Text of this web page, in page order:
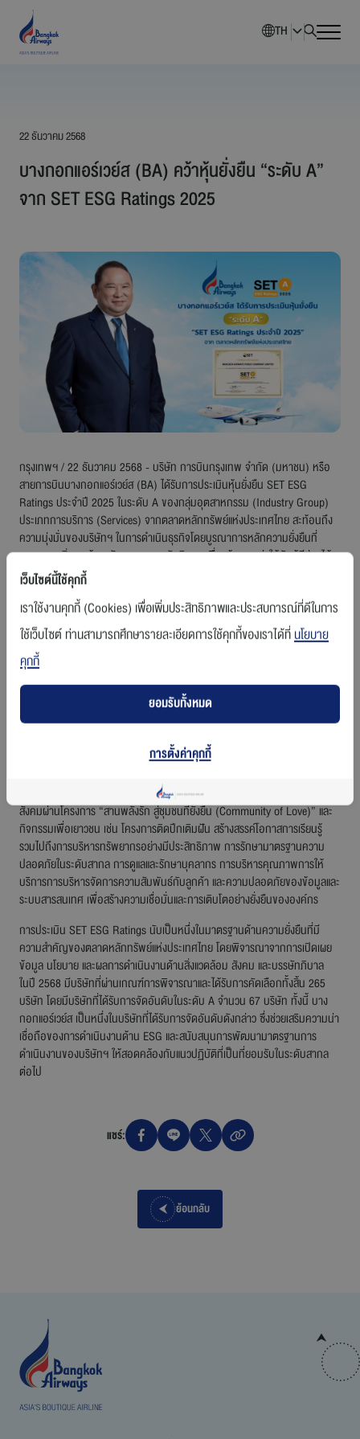
ภาพรวมบริษัท
นักลงทุนสัมพันธ์
การพัฒนาอย่างยั่งยืน
การกำกับดูแลกิจการ
ข่าวสารองค์กร
ร่วมงานกับเรา
สายการบินบางกอกแอร์เวย์ส
TH
22 ธันวาคม 2568
บางกอกแอร์เวย์ส (BA) คว้าหุ้นยั่งยืน “ระดับ A”
จาก SET ESG Ratings 2025
กรุงเทพฯ / 22 ธันวาคม 2568 - บริษัท การบินกรุงเทพ จำกัด (มหาชน) หรือ
สายการบินบางกอกแอร์เวย์ส (BA) ได้รับการประเมินหุ้นยั่งยืน SET ESG
Ratings ประจำปี 2025 ในระดับ A ของกลุ่มอุตสาหกรรม (Industry Group)
ประเภทการบริการ (Services) จากตลาดหลักทรัพย์แห่งประเทศไทย สะท้อนถึง
ความมุ่งมั่นของบริษัทฯ ในการดำเนินธุรกิจโดยบูรณาการหลักความยั่งยืนที่
ครอบคลุมสิ่งแวดล้อม สังคม และบรรษัทภิบาล เพื่อสร้างคุณค่าให้กับผู้มีส่วนได้
เสียทุกภาคส่วน และขับเคลื่อนองค์กรสู่การเติบโตอย่างยั่งยืนในอนาคต
นายพุฒิพงศ์ ปราสาททองโอสถ กรรมการผู้อำนวยการใหญ่ บริษัท การบิน
กรุงเทพ จำกัด (มหาชน) เปิดเผยว่า การที่บริษัท ฯ ได้รับการประเมิน SET ESG
Ratings ในระดับ A ประจำปีนี้ นับเป็นอีกหนึ่งความภาคภูมิใจที่สะท้อนถึง
พัฒนาการด้านความยั่งยืนอย่างมีนัยสำคัญเมื่อเทียบกับผลการประเมินในปีก่อน
หน้า โดยบริษัท ฯ ดำเนินธุรกิจภายใต้วิสัยทัศน์และพันธกิจที่มุ่งสู่การเป็นสายการ
บินระดับภูมิภาคชั้นนำในเอเชีย ควบคู่กับการให้ความสำคัญต่อความรับผิดชอบ
ต่อสังคมและสิ่งแวดล้อม ตลอดจนการยึดมั่นในหลักการกำกับดูแลกิจการที่ดี
ไฮไลต์สำคัญของกิจกรรม ESG ของสายการบินบางกอกแอร์เวย์ส ได้แก่ แคมเปญ
“Low Carbon Skies by Bangkok Airways” ที่ลดการปล่อยคาร์บอนด้วยการ
ประหยัดพลังงาน การจัดการขยะและอัพไซคลิ่ง พร้อมทั้งสานต่อบทบาทด้าน
สังคมผ่านโครงการ “สานพลังรัก สู่ชุมชนที่ยั่งยืน (Community of Love)” และ
กิจกรรมเพื่อเยาวชน เช่น โครงการติดปีกเติมฝัน สร้างสรรค์โอกาสการเรียนรู้
รวมไปถึงการบริหารทรัพยากรอย่างมีประสิทธิภาพ การรักษามาตรฐานความ
ปลอดภัยในระดับสากล การดูแลและรักษาบุคลากร การบริหารคุณภาพการให้
บริการการบริหารจัดการความสัมพันธ์กับลูกค้า และความปลอดภัยของข้อมูลและ
ระบบสารสนเทศ เพื่อสร้างความเชื่อมั่นและการเติบโตอย่างยั่งยืนขององค์กร
การประเมิน SET ESG Ratings นับเป็นหนึ่งในมาตรฐานด้านความยั่งยืนที่มี
ความสำคัญของตลาดหลักทรัพย์แห่งประเทศไทย โดยพิจารณาจากการเปิดเผย
ข้อมูล นโยบาย และผลการดำเนินงานด้านสิ่งแวดล้อม สังคม และบรรษัทภิบาล
ในปี 2568 มีบริษัทที่ผ่านเกณฑ์การพิจารณาและได้รับการคัดเลือกทั้งสิ้น 265
บริษัท โดยมีบริษัทที่ได้รับการจัดอันดับในระดับ A จำนวน 67 บริษัท ทั้งนี้ บาง
กอกแอร์เวย์ส เป็นหนึ่งในบริษัทที่ได้รับการจัดอันดับดังกล่าว ซึ่งช่วยเสริมความน่า
เชื่อถือของการดำเนินงานด้าน ESG และสนับสนุนการพัฒนามาตรฐานการ
ดำเนินงานของบริษัทฯให้สอดคล้องกับแนวปฏิบัติที่เป็นที่ยอมรับในระดับสากล
ต่อไป
แชร์:
ย้อนกลับ
เว็บไซต์นี้ใช้คุกกี้
เราใช้งานคุกกี้ (Cookies) เพื่อเพิ่มประสิทธิภาพและประสบการณ์ที่ดีในการ
ใช้เว็บไซต์ ท่านสามารถศึกษารายละเอียดการใช้คุกกี้ของเราได้ที่นโยบาย
คุกกี้
ยอมรับทั้งหมด
การตั้งค่าคุกกี้